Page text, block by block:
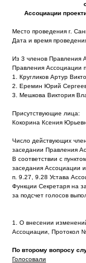
Ассоциации
Место проведения г.
Дата и время
Из 3 членов Правления
Правления Ассоциации
1. Кругликов Артур
2. Еремин Юрий
3. Мешкова Виктория
Присутствующие лица:
Кокорина Ксения
Число действующих
заседании Правления
В соответствии с
заседания Ассоциации
п. 9.27, 9.28 Устава
Функции Секретаря на
за подсчет голосов
1. О внесении
Ассоциации, Протокол
По второму вопросу
Голосовали